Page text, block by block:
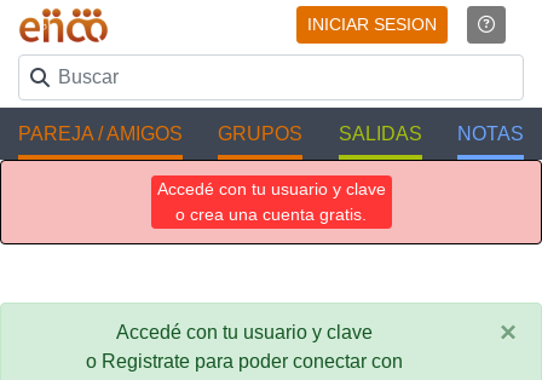
INICIAR SESION
PAREJA / AMIGOS GRUPOS SALIDAS NOTAS
Accedé con tu usuario y clave
o crea una cuenta gratis.
Accedé con tu usuario y clave
o Registrate para poder conectar con
×